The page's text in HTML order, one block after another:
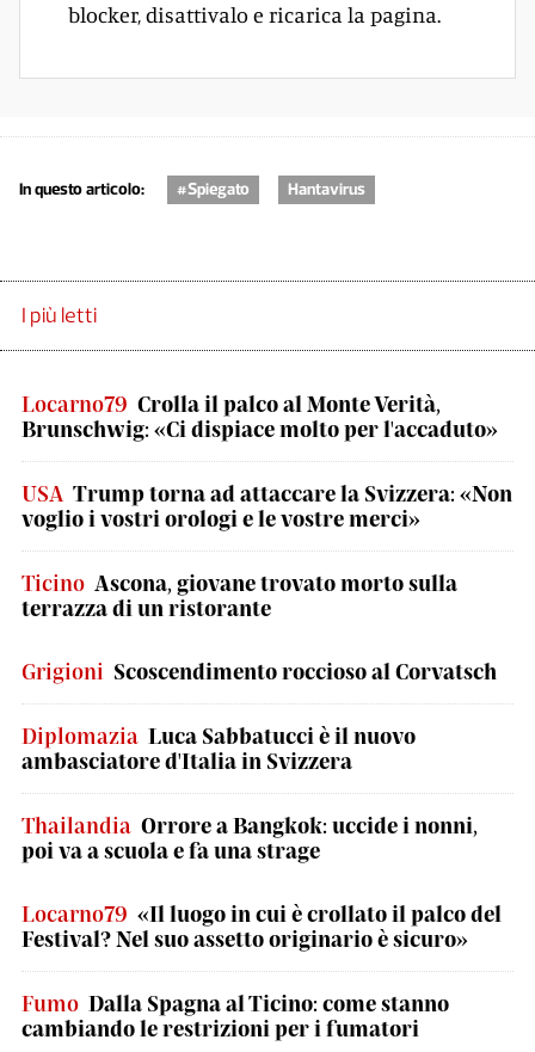
blocker, disattivalo e ricarica la pagina.
In questo articolo: #Spiegato Hantavirus
I più letti
Locarno79 Crolla il palco al Monte Verità,
Brunschwig: «Ci dispiace molto per l'accaduto»
USA Trump torna ad attaccare la Svizzera: «Non
voglio i vostri orologi e le vostre merci»
Ticino Ascona, giovane trovato morto sulla
terrazza di un ristorante
Grigioni Scoscendimento roccioso al Corvatsch
Diplomazia Luca Sabbatucci è il nuovo
ambasciatore d'Italia in Svizzera
Thailandia Orrore a Bangkok: uccide i nonni,
poi va a scuola e fa una strage
Locarno79 «Il luogo in cui è crollato il palco del
Festival? Nel suo assetto originario è sicuro»
Fumo Dalla Spagna al Ticino: come stanno
cambiando le restrizioni per i fumatori